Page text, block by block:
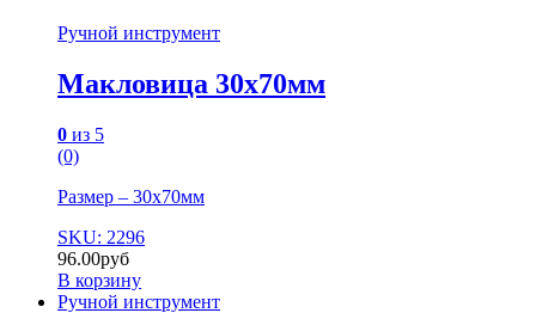
Ручной инструмент
Макловица 30х70мм
0 из 5
(0)
Размер – 30х70мм
SKU: 2296
96.00руб
В корзину
Ручной инструмент